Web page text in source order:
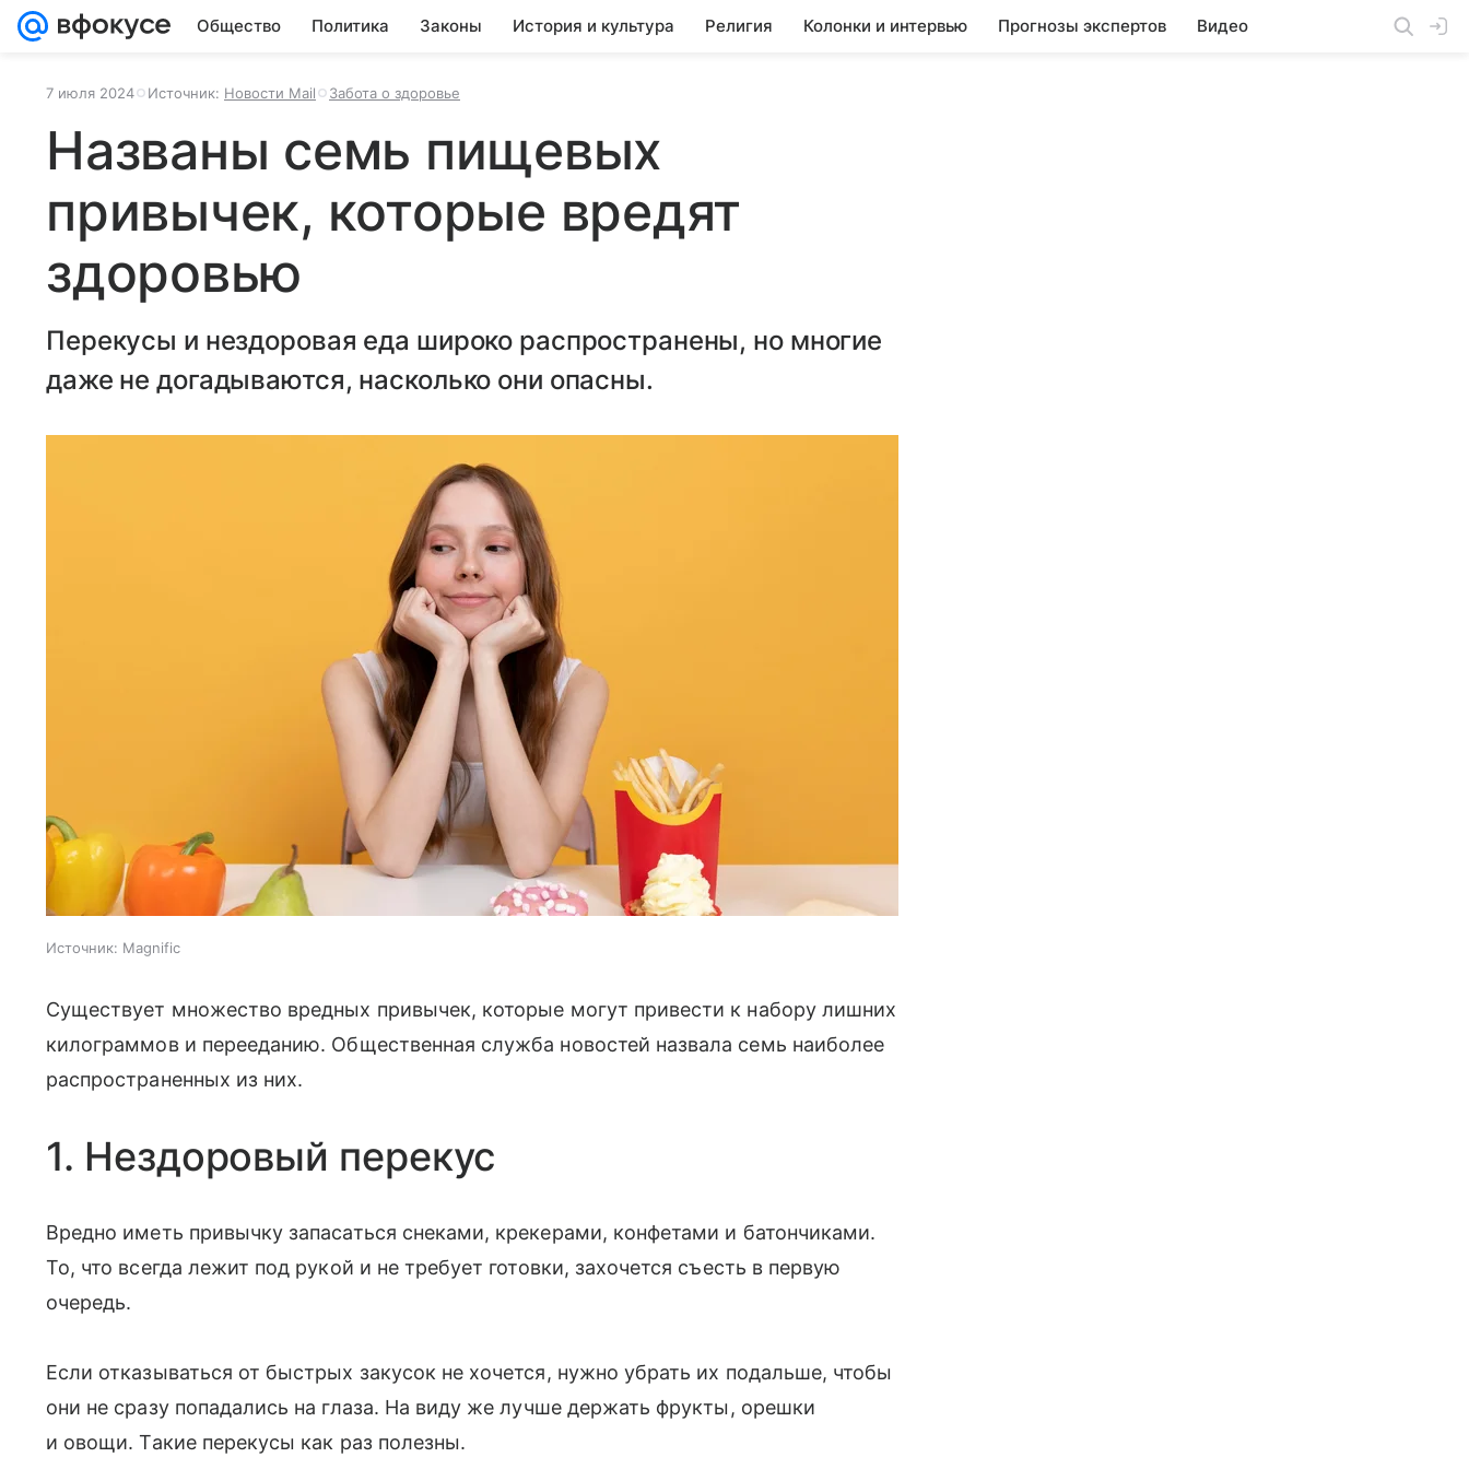
Общество Политика Законы История и культура Религия Колонки и интервью Прогнозы экспертов Видео
7 июля 2024 Источник: Новости Mail Забота о здоровье
Названы семь пищевых
привычек, которые вредят
здоровью
Перекусы и нездоровая еда широко распространены, но многие
даже не догадываются, насколько они опасны.
Источник: Magnific
Существует множество вредных привычек, которые могут привести к набору лишних
килограммов и перееданию. Общественная служба новостей назвала семь наиболее
распространенных из них.
1. Нездоровый перекус
Вредно иметь привычку запасаться снеками, крекерами, конфетами и батончиками.
То, что всегда лежит под рукой и не требует готовки, захочется съесть в первую
очередь.
Если отказываться от быстрых закусок не хочется, нужно убрать их подальше, чтобы
они не сразу попадались на глаза. На виду же лучше держать фрукты, орешки
и овощи. Такие перекусы как раз полезны.